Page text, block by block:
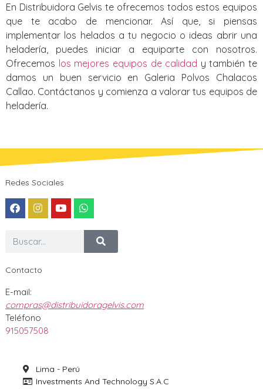
En Distribuidora Gelvis te ofrecemos todos estos equipos
que te acabo de mencionar. Así que, si piensas
implementar los helados a tu negocio o ideas abrir una
heladería, puedes iniciar a equiparte con nosotros.
Ofrecemos los mejores equipos de calidad y también te
damos un buen servicio en Galeria Polvos Chalacos
Callao. Contáctanos y comienza a valorar tus equipos de
heladería.
Redes Sociales
Contacto
E-mail:
compras@distribuidoragelvis.com
Teléfono
915057508
Lima - Perú
Investments And Technology S.A.C